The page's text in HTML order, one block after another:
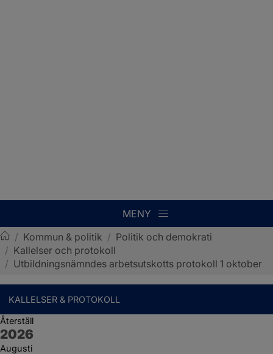
MENY
Sotenäs kommun
/ Kommun & politik / Politik och demokrati
/ Kallelser och protokoll
/ Utbildningsnämndes arbetsutskotts protokoll 1 oktober
KALLELSER & PROTOKOLL
Återställ
År:
2026
Augusti